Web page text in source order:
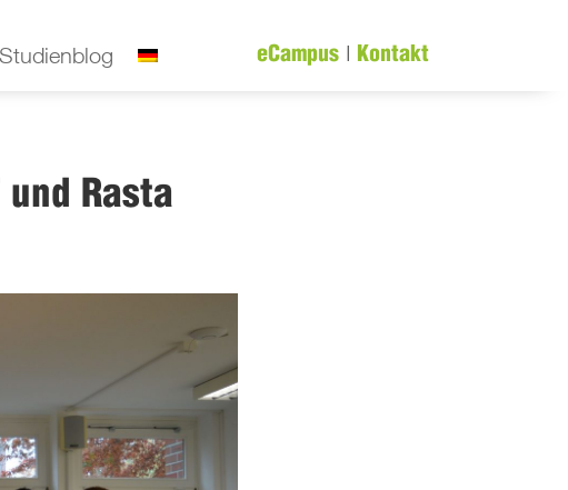
Studienblog eCampus| Kontakt
Rasta